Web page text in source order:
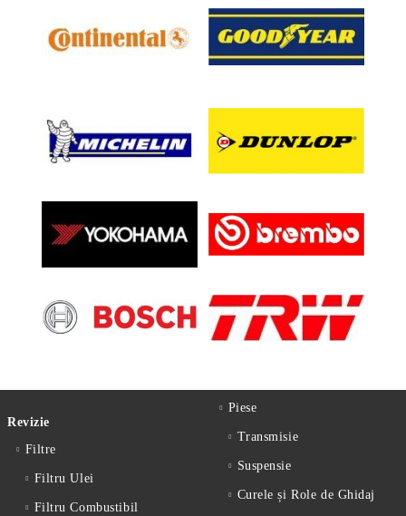
Revizie
Filtre
Filtru Ulei
Filtru Combustibil
Piese
Transmisie
Suspensie
Curele și Role de Ghidaj